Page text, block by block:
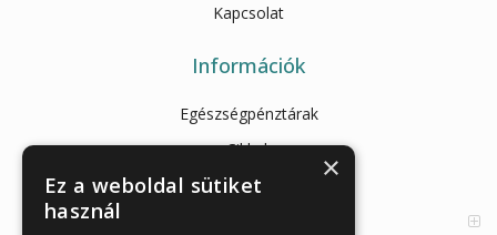
Kapcsolat
Információk
Egészségpénztárak
Cikkek
Az Önellenörző Tesztek×
Ez a weboldal sütiket
használ